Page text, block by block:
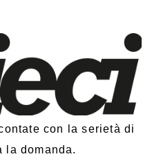
con la serietà di
la domanda.